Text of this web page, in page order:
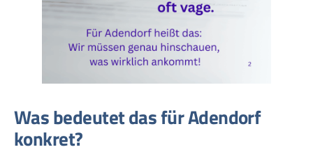
Was bedeutet das für Adendorf
konkret?